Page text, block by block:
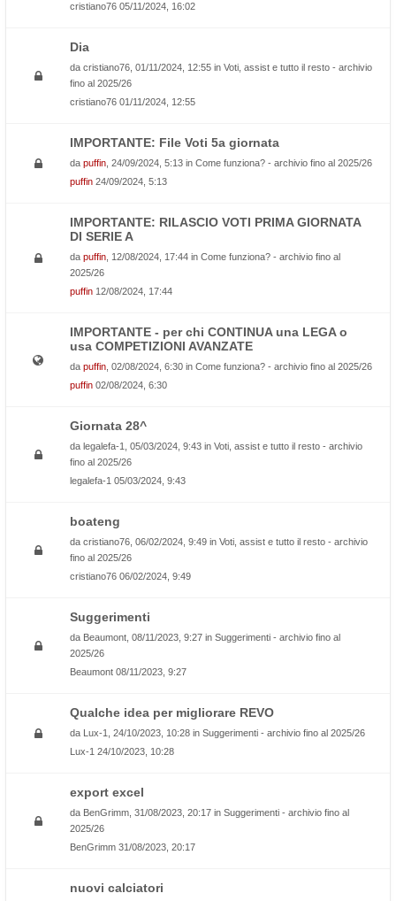
cristiano76 05/11/2024, 16:02
Dia
da cristiano76 , 01/11/2024, 12:55 in Voti, assist e tutto il resto - archivio
fino al 2025/26
cristiano76 01/11/2024, 12:55
IMPORTANTE: File Voti 5a giornata
da puffin , 24/09/2024, 5:13 in Come funziona? - archivio fino al 2025/26
puffin 24/09/2024, 5:13
IMPORTANTE: RILASCIO VOTI PRIMA GIORNATA
DI SERIE A
da puffin , 12/08/2024, 17:44 in Come funziona? - archivio fino al
2025/26
puffin 12/08/2024, 17:44
IMPORTANTE - per chi CONTINUA una LEGA o
usa COMPETIZIONI AVANZATE
da puffin , 02/08/2024, 6:30 in Come funziona? - archivio fino al 2025/26
puffin 02/08/2024, 6:30
Giornata 28^
da legalefa-1 , 05/03/2024, 9:43 in Voti, assist e tutto il resto - archivio
fino al 2025/26
legalefa-1 05/03/2024, 9:43
boateng
da cristiano76 , 06/02/2024, 9:49 in Voti, assist e tutto il resto - archivio
fino al 2025/26
cristiano76 06/02/2024, 9:49
Suggerimenti
da Beaumont , 08/11/2023, 9:27 in Suggerimenti - archivio fino al
2025/26
Beaumont 08/11/2023, 9:27
Qualche idea per migliorare REVO
da Lux-1 , 24/10/2023, 10:28 in Suggerimenti - archivio fino al 2025/26
Lux-1 24/10/2023, 10:28
export excel
da BenGrimm , 31/08/2023, 20:17 in Suggerimenti - archivio fino al
2025/26
BenGrimm 31/08/2023, 20:17
nuovi calciatori